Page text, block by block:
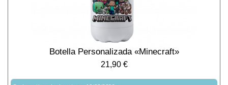
Botella Personalizada «Minecraft»
21,90 €